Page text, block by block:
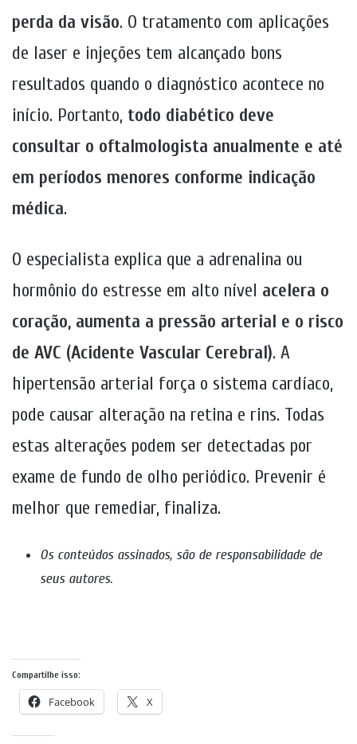
perda da visão. O tratamento com aplicações
de laser e injeções tem alcançado bons
resultados quando o diagnóstico acontece no
início. Portanto, todo diabético deve
consultar o oftalmologista anualmente e até
em períodos menores conforme indicação
médica.
O especialista explica que a adrenalina ou
hormônio do estresse em alto nível acelera o
coração, aumenta a pressão arterial e o risco
de AVC (Acidente Vascular Cerebral). A
hipertensão arterial força o sistema cardíaco,
pode causar alteração na retina e rins. Todas
estas alterações podem ser detectadas por
exame de fundo de olho periódico. Prevenir é
melhor que remediar, finaliza.
Os conteúdos assinados, são de responsabilidade de
seus autores.
Compartilhe isso:
Facebook X